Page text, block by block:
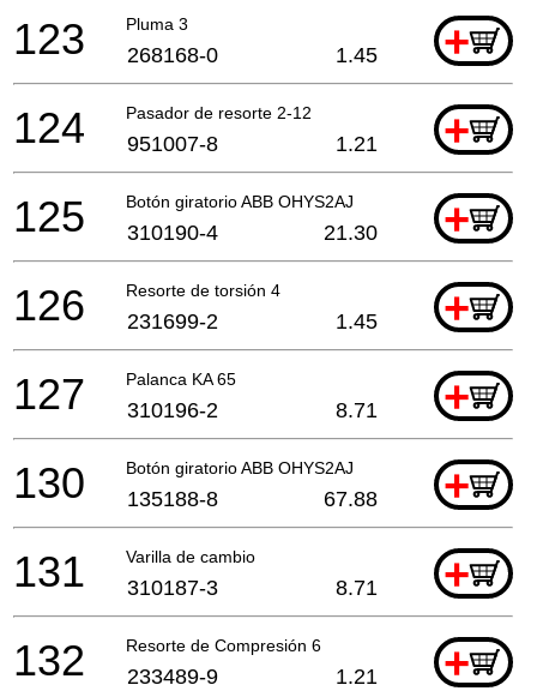
Pluma 3 +
123 268168-0 1.45
Pasador de resorte 2-12 +
124 951007-8 1.21
Botón giratorio ABB OHYS2AJ +
125 310190-4 21.30
Resorte de torsión 4 +
126 231699-2 1.45
Palanca KA 65 +
127 310196-2 8.71
Botón giratorio ABB OHYS2AJ +
130 135188-8 67.88
Varilla de cambio +
131 310187-3 8.71
Resorte de Compresión 6 +
132 233489-9 1.21